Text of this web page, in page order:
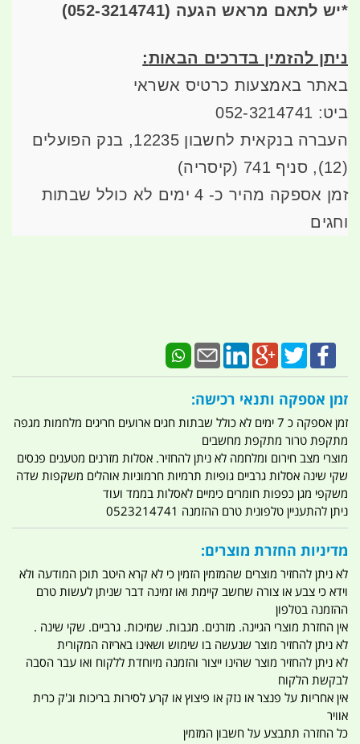
*יש לתאם מראש הגעה (052-3214741)
ניתן להזמין בדרכים הבאות:
באתר באמצעות כרטיס אשראי
ביט: 052-3214741
העברה בנקאית לחשבון 12235, בנק הפועלים
(12), סניף 741 (קיסריה)
זמן אספקה מהיר כ- 4 ימים לא כולל שבתות
וחגים
זמן אספקה ותנאי רכישה:
זמן אספקה כ 7 ימים לא כולל שבתות חגים ארועים חריגים מלחמות מגפה
מתקפת טרור מתקפת מחשבים
מוצרי מצב חירום ומלחמה לא ניתן להחזיר. אסלות מזרנים מטענים פנסים
שקי שינה אסלות גרביים גופיות תרמיות חרמוניות אוהלים משקפות שדה
משקפי מגן כפפות חומרים כימיים לאסלות בממד ועוד
ניתן להתעניין טלפונית טרם ההזמנה 0523214741
מדיניות החזרת מוצרים:
לא ניתן להחזיר מוצרים שהמזמין הזמין כי לא קרא היטב תוכן המודעה ולא
וידא כי צבע או צורה שחשב קיימת ואו זמינה דבר שניתן לעשות טרם
ההזמנה בטלפון
אין החזרת מוצרי הגיינה. מזרנים. מגבות. שמיכות. גרביים. שקי שינה .
לא ניתן להחזיר מוצר שנעשה בו שימוש ושאינו באריזה המקורית
לא ניתן להחזיר מוצר שהינו ייצור והזמנה מיוחדת ללקוח ואו עבר הסבה
לבקשת הלקוח
אין אחריות על פנצר או נזק או פיצוץ או קרע לסירות בריכות וג'ק כרית
אוויר
כל החזרה תתבצע על חשבון המזמין